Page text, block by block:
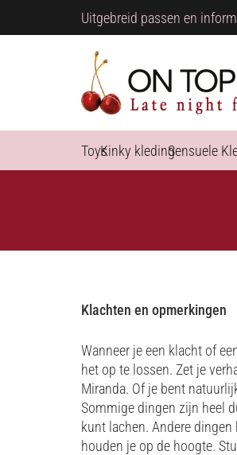
Uitgebreid passen en
ToysKinky kledingSensuele
Klachten en opmerkingen
Wanneer je een klacht of
het op te lossen. Zet je
Miranda. Of je bent
Sommige dingen zijn heel
kunt lachen. Andere
houden je op de hoogte.